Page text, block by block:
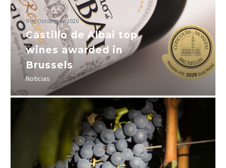
9 de October de 2020
Castillo de Albai top
wines awarded in
Brussels
Noticias